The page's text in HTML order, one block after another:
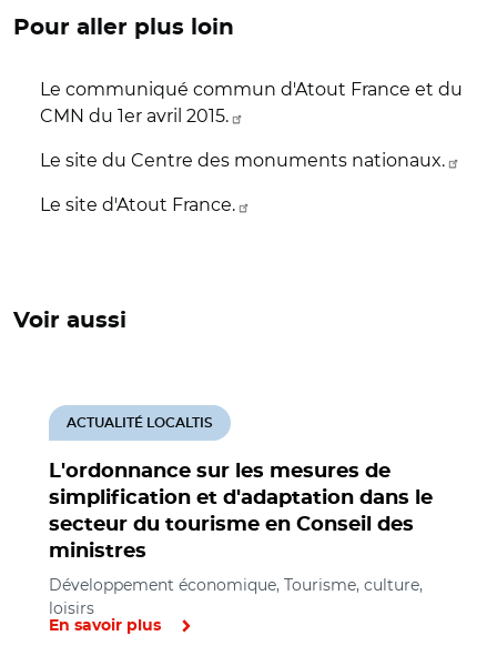
Pour aller plus loin
Le communiqué commun d'Atout France et du
CMN du 1er avril 2015.
Le site du Centre des monuments nationaux.
Le site d'Atout France.
Voir aussi
L'ordonnance sur les mesures de
simplification et d'adaptation dans le
secteur du tourisme en Conseil des
ministres
ACTUALITÉ LOCALTIS
Développement économique, Tourisme, culture,
loisirs
En savoir plus